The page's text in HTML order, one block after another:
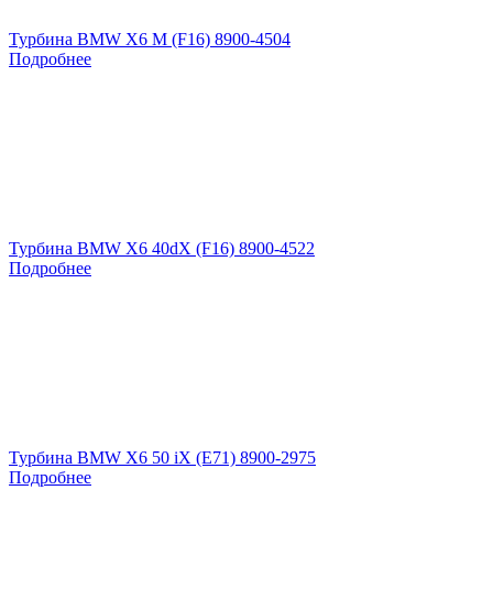
Турбина BMW X6 M (F16) 8900-4504
Подробнее
Турбина BMW X6 40dX (F16) 8900-4522
Подробнее
Турбина BMW X6 50 iX (E71) 8900-2975
Подробнее